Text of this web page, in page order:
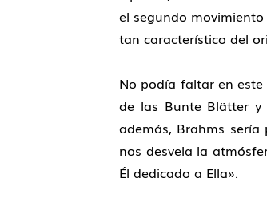
el segundo
tan característico del
No podía faltar en
de las Bunte Blätter y
además, Brahms
nos desvela la
Él dedicado a Ella».